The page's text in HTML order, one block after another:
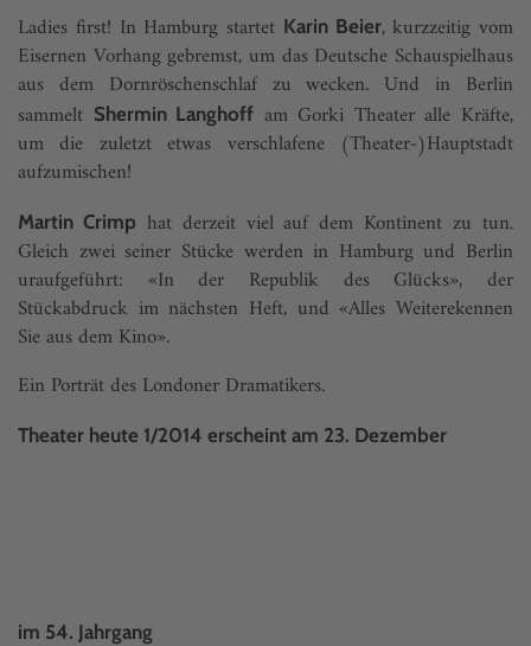
Ladies first! In Hamburg startet Karin Beier, kurzzeitig vom
Eisernen Vorhang gebremst, um das Deutsche Schauspielhaus
aus dem Dornröschenschlaf zu wecken. Und in Berlin
sammelt Shermin Langhoff am Gorki Theater alle Kräfte,
um die zuletzt etwas verschlafene (Theater-)Hauptstadt
aufzumischen!
Martin Crimp hat derzeit viel auf dem Kontinent zu tun.
Gleich zwei seiner Stücke werden in Hamburg und Berlin
uraufgeführt: «In der Republik des Glücks», der
Stückabdruck im nächsten Heft, und «Alles Weiterekennen
Sie aus dem Kino».
Ein Porträt des Londoner Dramatikers.
Theater heute 1/2014 erscheint am 23. Dezember
im 54. Jahrgang